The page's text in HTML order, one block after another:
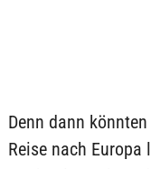
Denn dann
Reise nach